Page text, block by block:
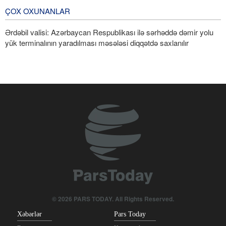
ÇOX OXUNANLAR
Ərdəbil valisi: Azərbaycan Respublikası ilə sərhəddə dəmir yolu
yük terminalının yaradılması məsələsi diqqətdə saxlanılır
© 2026 PARS TODAY. All Rights Reserved.
Xəbərlər Pars Today